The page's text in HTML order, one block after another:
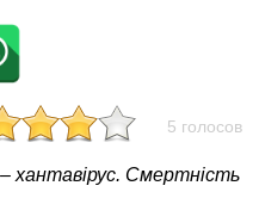
5 голосов
хантавірус. Смертність